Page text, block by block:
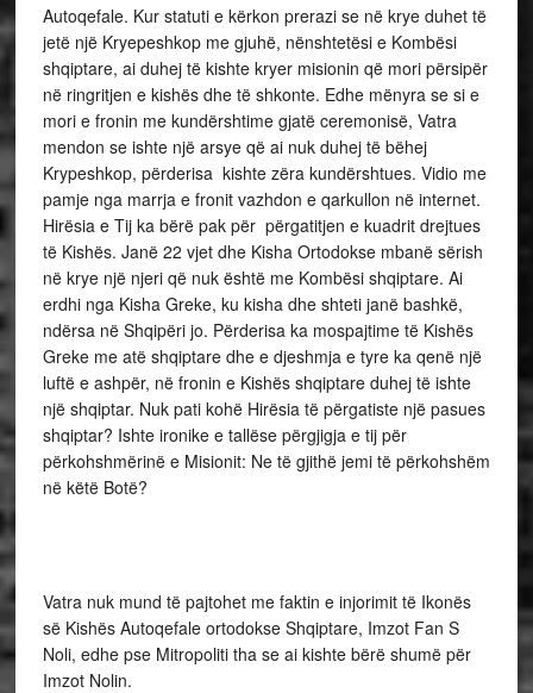
Autoqefale. Kur statuti e kërkon prerazi se në krye duhet të
jetë një Kryepeshkop me gjuhë, nënshtetësi e Kombësi
shqiptare, ai duhej të kishte kryer misionin që mori përsipër
në ringritjen e kishës dhe të shkonte. Edhe mënyra se si e
mori e fronin me kundërshtime gjatë ceremonisë, Vatra
mendon se ishte një arsye që ai nuk duhej të bëhej
Krypeshkop, përderisa kishte zëra kundërshtues. Vidio me
pamje nga marrja e fronit vazhdon e qarkullon në internet.
Hirësia e Tij ka bërë pak për përgatitjen e kuadrit drejtues
të Kishës. Janë 22 vjet dhe Kisha Ortodokse mbanë sërish
në krye një njeri që nuk është me Kombësi shqiptare. Ai
erdhi nga Kisha Greke, ku kisha dhe shteti janë bashkë,
ndërsa në Shqipëri jo. Përderisa ka mospajtime të Kishës
Greke me atë shqiptare dhe e djeshmja e tyre ka qenë një
luftë e ashpër, në fronin e Kishës shqiptare duhej të ishte
një shqiptar. Nuk pati kohë Hirësia të përgatiste një pasues
shqiptar? Ishte ironike e tallëse përgjigja e tij për
përkohshmërinë e Misionit: Ne të gjithë jemi të përkohshëm
në këtë Botë?
Vatra nuk mund të pajtohet me faktin e injorimit të Ikonës
së Kishës Autoqefale ortodokse Shqiptare, Imzot Fan S
Noli, edhe pse Mitropoliti tha se ai kishte bërë shumë për
Imzot Nolin.